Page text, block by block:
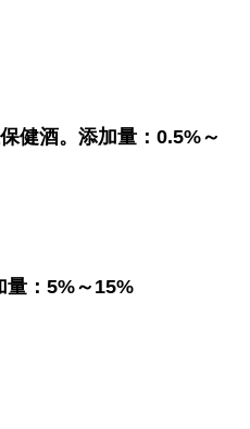
健酒。添加量：0.5%～
量：5%～15%